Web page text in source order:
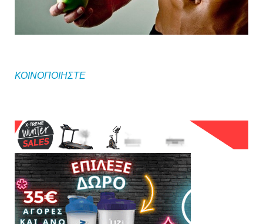
ΚΟΙΝΟΠΟΙΗΣΤΕ